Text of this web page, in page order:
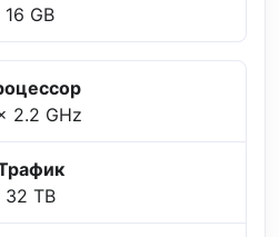
16 GB
2.2 GHz
32 TB